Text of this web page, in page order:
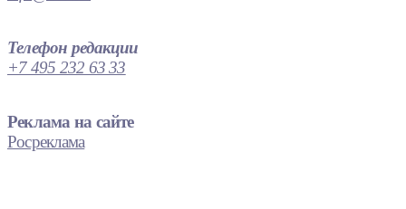
Телефон редакции
+7 495 232 63 33
Реклама на сайте
Росреклама